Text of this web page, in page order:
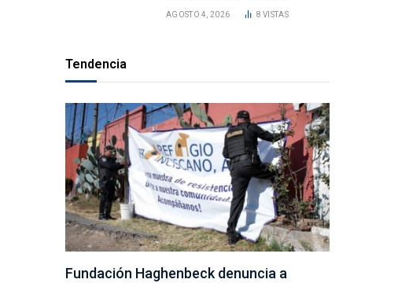
AGOSTO 4, 2026 8VISTAS
Tendencia
Fundación Haghenbeck denuncia a